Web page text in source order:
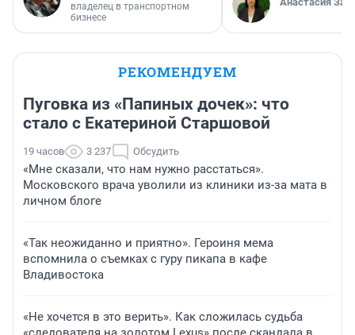
владелец в транспортном
бизнесе
РЕКОМЕНДУЕМ
Пуговка из «Папиных дочек»: что
стало с Екатериной Старшовой
19 часов 3 237 Обсудить
«Мне сказали, что нам нужно расстаться».
Московского врача уволили из клиники из-за мата в
личном блоге
«Так неожиданно и приятно». Героиня мема
вспомнила о съемках с гуру пикапа в кафе
Владивостока
«Не хочется в это верить». Как сложилась судьба